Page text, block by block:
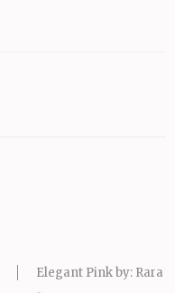
Elegant Pink by: Rara